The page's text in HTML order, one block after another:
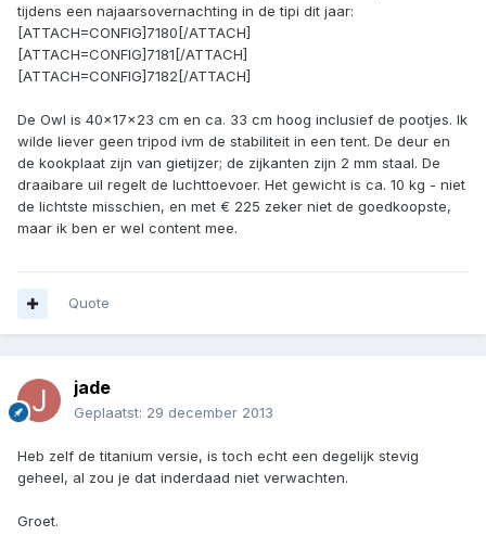
tijdens een najaarsovernachting in de tipi dit jaar:
[ATTACH=CONFIG]7180[/ATTACH]
[ATTACH=CONFIG]7181[/ATTACH]
[ATTACH=CONFIG]7182[/ATTACH]
De Owl is 40x17x23 cm en ca. 33 cm hoog inclusief de pootjes. Ik
wilde liever geen tripod ivm de stabiliteit in een tent. De deur en
de kookplaat zijn van gietijzer; de zijkanten zijn 2 mm staal. De
draaibare uil regelt de luchttoevoer. Het gewicht is ca. 10 kg - niet
de lichtste misschien, en met € 225 zeker niet de goedkoopste,
maar ik ben er wel content mee.
Quote
jade
Geplaatst: 29 december 2013
Heb zelf de titanium versie, is toch echt een degelijk stevig
geheel, al zou je dat inderdaad niet verwachten.
Groet.